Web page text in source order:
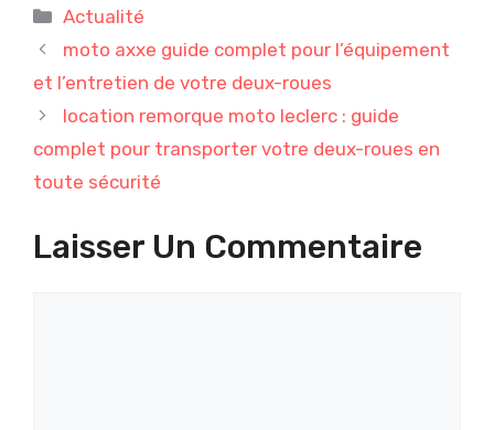
Catégories
Actualité
moto axxe guide complet pour l’équipement
et l’entretien de votre deux-roues
location remorque moto leclerc : guide
complet pour transporter votre deux-roues en
toute sécurité
Laisser Un Commentaire